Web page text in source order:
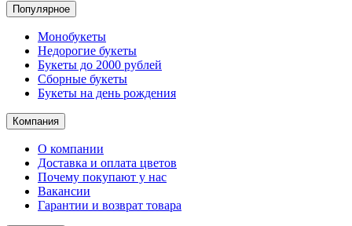
Популярное
Монобукеты
Недорогие букеты
Букеты до 2000 рублей
Сборные букеты
Букеты на день рождения
Компания
О компании
Доставка и оплата цветов
Почему покупают у нас
Вакансии
Гарантии и возврат товара